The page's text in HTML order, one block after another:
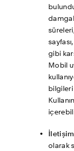
gibi
Mobil
bilgileri
olarak